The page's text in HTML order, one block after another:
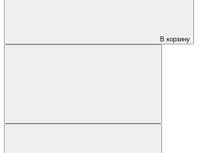
В корзину